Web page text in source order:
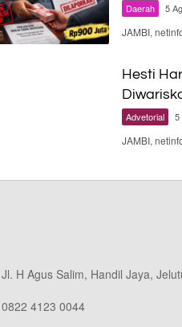
Daerah 5
JAMBI,
Hesti
Advetorial 5
JAMBI,
Jl. H Agus Salim, Handil Jaya,
0822 4123 0044